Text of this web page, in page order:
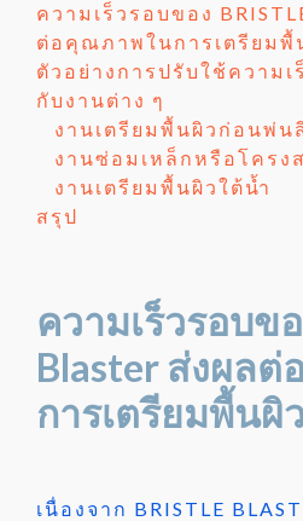
ความเร็วรอบของ
ต่อคุณภาพในการเตรียมพื้
ตัวอย่างการปรับใช้ความเ
กับงานต่าง ๆ
งานเตรียมพื้นผิวก่อนพ่น
งานซ่อมเหล็กหรือโครง
งานเตรียมพื้นผิวใต้น้ำ
สรุป
ความเร็วรอบข
Blaster ส่งผล
การเตรียมพื้นผิ
เนื่องจาก BRISTLE